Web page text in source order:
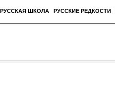
РУССКАЯ ШКОЛА РУССКИЕ РЕДКОСТИ